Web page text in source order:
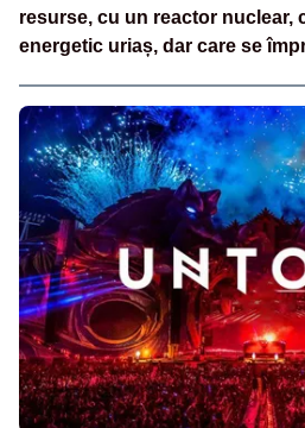
resurse, cu un reactor nuclear,
energetic uriaș, dar care se